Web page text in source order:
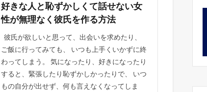
好きな人と恥ずかしくて話せない女
性が無理なく彼氏を作る方法
彼氏が欲しいと思って、出会いを求めたり、
ご飯に行ってみても、 いつも上手くいかずに終
わってしまう。 気になったり、好きになったり
すると、緊張したり恥ずかしかったりで、 いつ
もの自分が出せず、何も言えなくなってしま